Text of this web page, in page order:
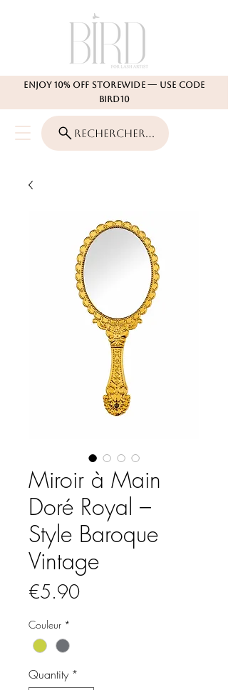
Enjoy 10% Off Storewide — Use Code
BIRD10
Rechercher...
Miroir à Main
Doré Royal –
Style Baroque
Vintage
€5.90Price
Couleur *
Quantity *